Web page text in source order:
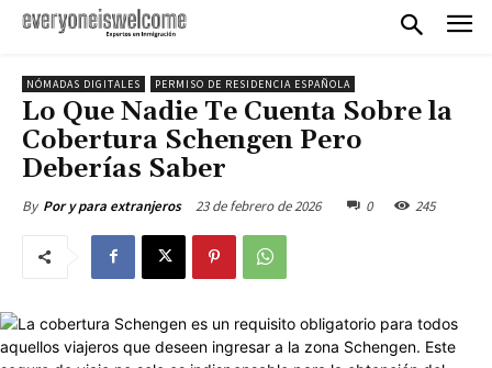
NÓMADAS DIGITALES PERMISO DE RESIDENCIA ESPAÑOLA
Lo Que Nadie Te Cuenta Sobre la
Cobertura Schengen Pero
Deberías Saber
By Por y para extranjeros 23 de febrero de 2026 0 245